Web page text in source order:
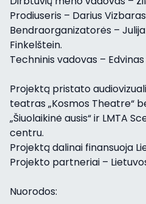
Prodiuseris – Darius
Bendraorganizatorės –
Finkelštein.
Techninis vadovas – Edvinas
Projektą pristato
teatras „Kosmos Theatre“
„Šiuolaikinė ausis“ ir LMTA
centru.
Projektą dalinai finansuoja
Projekto partneriai –
Nuorodos: